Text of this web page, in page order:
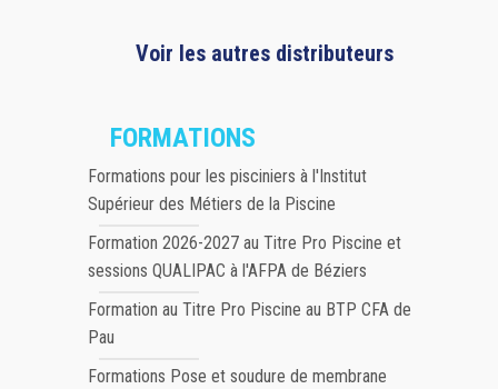
Voir les autres distributeurs
FORMATIONS
Formations pour les pisciniers à l'Institut
Supérieur des Métiers de la Piscine
Formation 2026-2027 au Titre Pro Piscine et
sessions QUALIPAC à l'AFPA de Béziers
Formation au Titre Pro Piscine au BTP CFA de
Pau
Formations Pose et soudure de membrane